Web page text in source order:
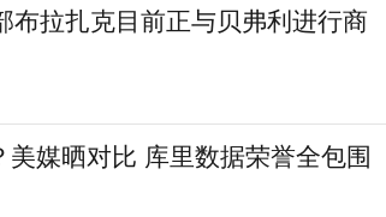
拉扎克目前正与贝弗利进行商
媒晒对比 库里数据荣誉全包围